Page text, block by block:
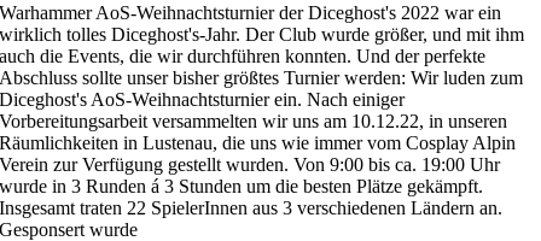
Warhammer AoS-Weihnachtsturnier der Diceghost's 2022 war ein
wirklich tolles Diceghost's-Jahr. Der Club wurde größer, und mit ihm
auch die Events, die wir durchführen konnten. Und der perfekte
Abschluss sollte unser bisher größtes Turnier werden: Wir luden zum
Diceghost's AoS-Weihnachtsturnier ein. Nach einiger
Vorbereitungsarbeit versammelten wir uns am 10.12.22, in unseren
Räumlichkeiten in Lustenau, die uns wie immer vom Cosplay Alpin
Verein zur Verfügung gestellt wurden. Von 9:00 bis ca. 19:00 Uhr
wurde in 3 Runden á 3 Stunden um die besten Plätze gekämpft.
Insgesamt traten 22 SpielerInnen aus 3 verschiedenen Ländern an.
Gesponsert wurde